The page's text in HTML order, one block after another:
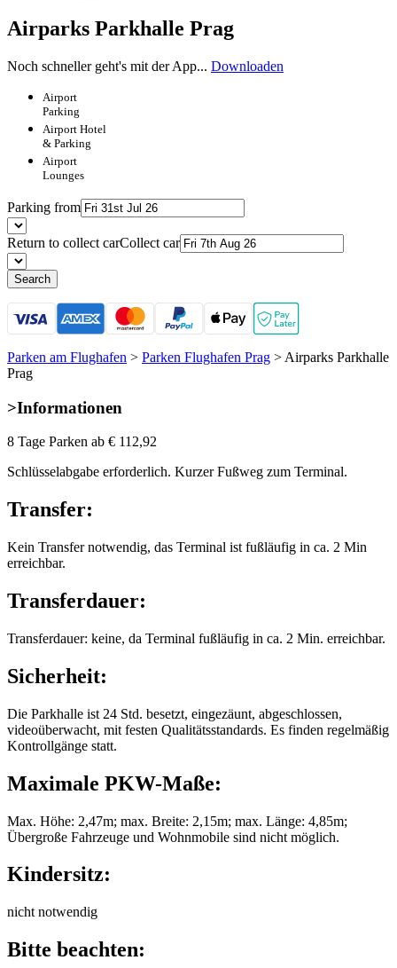
Airparks Parkhalle Prag
Noch schneller geht's mit der App... Downloaden
Airport
Parking
Airport Hotel
& Parking
Airport
Lounges
Parking from
Return to collect carCollect car
Search
Parken am Flughafen > Parken Flughafen Prag > Airparks Parkhalle
Prag
>Informationen
8 Tage Parken ab € 112,92
Schlüsselabgabe erforderlich. Kurzer Fußweg zum Terminal.
Transfer:
Kein Transfer notwendig, das Terminal ist fußläufig in ca. 2 Min
erreichbar.
Transferdauer:
Transferdauer: keine, da Terminal fußläufig in ca. 2 Min. erreichbar.
Sicherheit:
Die Parkhalle ist 24 Std. besetzt, eingezäunt, abgeschlossen,
videoüberwacht, mit festen Qualitätsstandards. Es finden regelmäßig
Kontrollgänge statt.
Maximale PKW-Maße:
Max. Höhe: 2,47m; max. Breite: 2,15m; max. Länge: 4,85m;
Übergroße Fahrzeuge und Wohnmobile sind nicht möglich.
Kindersitz:
nicht notwendig
Bitte beachten: